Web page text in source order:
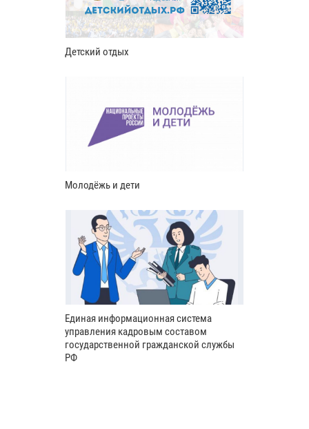
Детский отдых
Молодёжь и дети
Единая информационная система
управления кадровым составом
государственной гражданской службы
РФ